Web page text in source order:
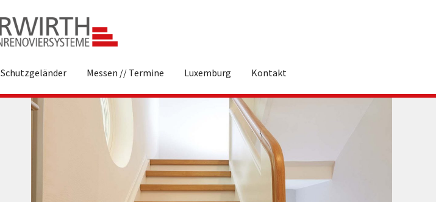
Schutzgeländer Messen // Termine Luxemburg Kontakt